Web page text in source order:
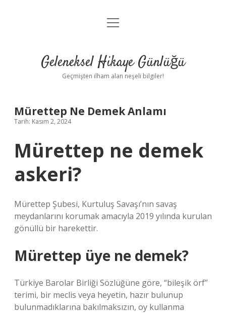
Anasayfa
Yasal Uyarı
menüyü
Geleneksel Hikaye Günlüğü
Geçmişten ilham alan neşeli bilgiler!
Mürettep Ne Demek Anlamı
Tarih: Kasım 2, 2024
Mürettep ne demek
askeri?
Mürettep Şubesi, Kurtuluş Savaşı’nın savaş
meydanlarını korumak amacıyla 2019 yılında kurulan
gönüllü bir harekettir.
Mürettep üye ne demek?
Türkiye Barolar Birliği Sözlüğüne göre, “bileşik örf”
terimi, bir meclis veya heyetin, hazır bulunup
bulunmadıklarına bakılmaksızın, oy kullanma